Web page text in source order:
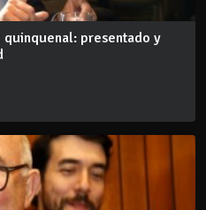
presentado y